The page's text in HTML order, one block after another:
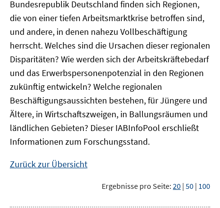
Bundesrepublik Deutschland finden sich Regionen,
die von einer tiefen Arbeitsmarktkrise betroffen sind,
und andere, in denen nahezu Vollbeschäftigung
herrscht. Welches sind die Ursachen dieser regionalen
Disparitäten? Wie werden sich der Arbeitskräftebedarf
und das Erwerbspersonenpotenzial in den Regionen
zukünftig entwickeln? Welche regionalen
Beschäftigungsaussichten bestehen, für Jüngere und
Ältere, in Wirtschaftszweigen, in Ballungsräumen und
ländlichen Gebieten? DieserIABInfoPool erschließt
Informationen zum Forschungsstand.
Zurück zur Übersicht
Ergebnisse pro Seite: 20 | 50 | 100